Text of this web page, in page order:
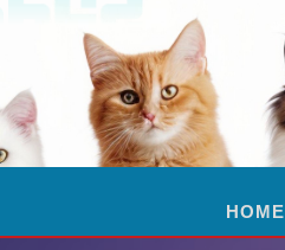
HOME